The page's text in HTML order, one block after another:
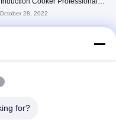
Design
October 28, 2022
for?